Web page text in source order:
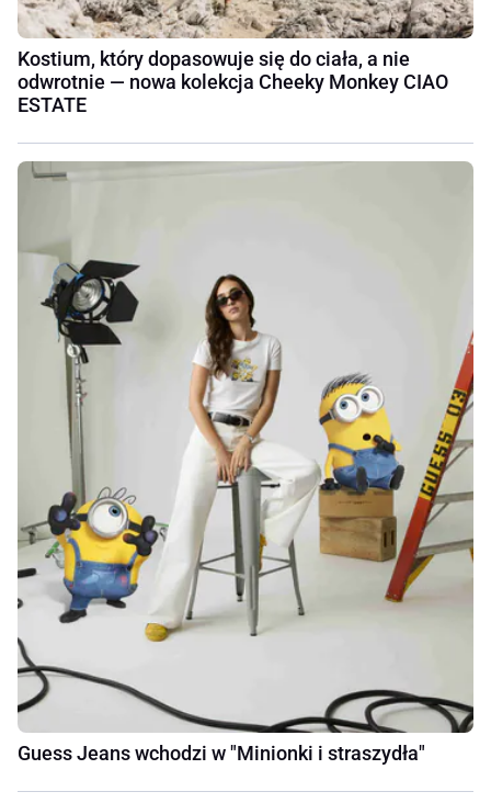
Kostium, który dopasowuje się do ciała, a nie
odwrotnie — nowa kolekcja Cheeky Monkey CIAO
ESTATE
Guess Jeans wchodzi w "Minionki i straszydła"